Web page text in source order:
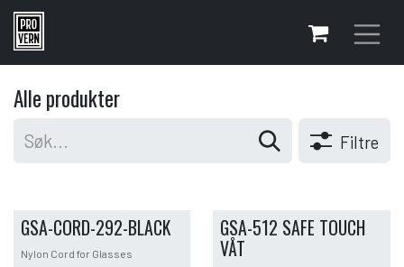
Skip to Content
Alle produkter
Filtre
GSA-CORD-292-BLACK
Nylon Cord for Glasses
GSA-512 SAFE TOUCH
VÅT